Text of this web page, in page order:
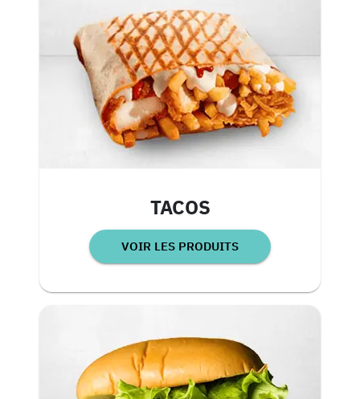
TACOS
VOIR LES PRODUITS